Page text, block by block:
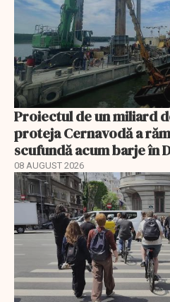
Proiectul de un miliard
proteja Cernavodă a
scufundă acum barje în
08 AUGUST 2026